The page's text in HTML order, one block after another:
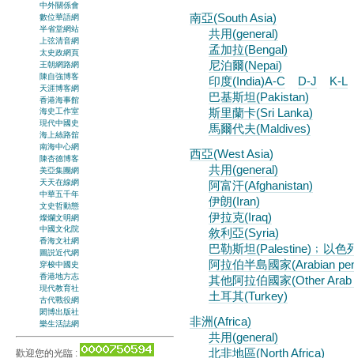
南亞(South Asia)
共用(general)
孟加拉(Bengal)
尼泊爾(Nepai)
印度(India)A-C
D-J
K-L
巴基斯坦(Pakistan)
斯里蘭卡(Sri Lanka)
馬爾代夫(Maldives)
西亞(West Asia)
共用(general)
阿富汗(Afghanistan)
伊朗(Iran)
伊拉克(Iraq)
敘利亞(Syria)
巴勒斯坦(Palestine)﹔以色
阿拉伯半島國家(Arabian
其他阿拉伯國家(Other
土耳其(Turkey)
非洲(Africa)
共用(general)
北非地區(North Africa)
中外關係會
數位華語網
半省堂網站
上弦清音網
太史政網頁
王朝網路網
陳自強博客
天涯博客網
香港海事館
海史工作室
現代中國史
海上絲路舘
南海中心網
陳杏德博客
美亞集團網
天天在線網
中華五千年
文史哲動態
燦爛文明網
中國文化院
香海文社網
圖説近代網
穿梭中國史
香港地方志
現代教育社
古代戰役網
閎博出版社
樂生活誌網
歡迎您的光臨 :